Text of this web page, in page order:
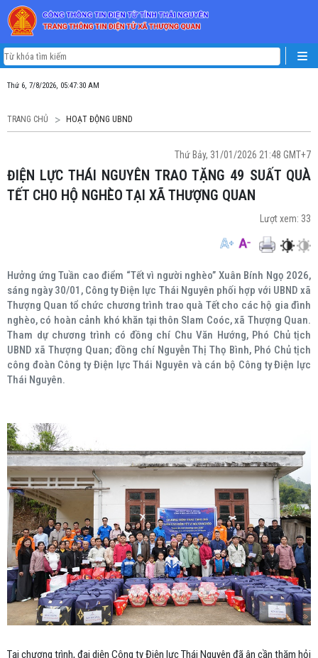
Thứ 6, 7/8/2026, 05:47:31 AM
TRANG CHỦ HOẠT ĐỘNG UBND
Thứ Bảy, 31/01/2026 21:48 GMT+7
ĐIỆN LỰC THÁI NGUYÊN TRAO TẶNG 49 SUẤT QUÀ
TẾT CHO HỘ NGHÈO TẠI XÃ THƯỢNG QUAN
Lượt xem: 33
Hưởng ứng Tuần cao điểm “Tết vì người nghèo” Xuân Bính Ngọ 2026,
sáng ngày 30/01, Công ty Điện lực Thái Nguyên phối hợp với UBND xã
Thượng Quan tổ chức chương trình trao quà Tết cho các hộ gia đình
nghèo, có hoàn cảnh khó khăn tại thôn Slam Coóc, xã Thượng Quan.
Tham dự chương trình có đồng chí Chu Văn Hướng, Phó Chủ tịch
UBND xã Thượng Quan; đồng chí Nguyễn Thị Thọ Bình, Phó Chủ tịch
công đoàn Công ty Điện lực Thái Nguyên và cán bộ Công ty Điện lực
Thái Nguyên.
Tại chương trình, đại diện Công ty Điện lực Thái Nguyên đã ân cần thăm hỏi